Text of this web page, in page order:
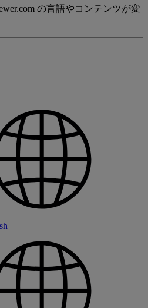
の言語やコンテンツが変